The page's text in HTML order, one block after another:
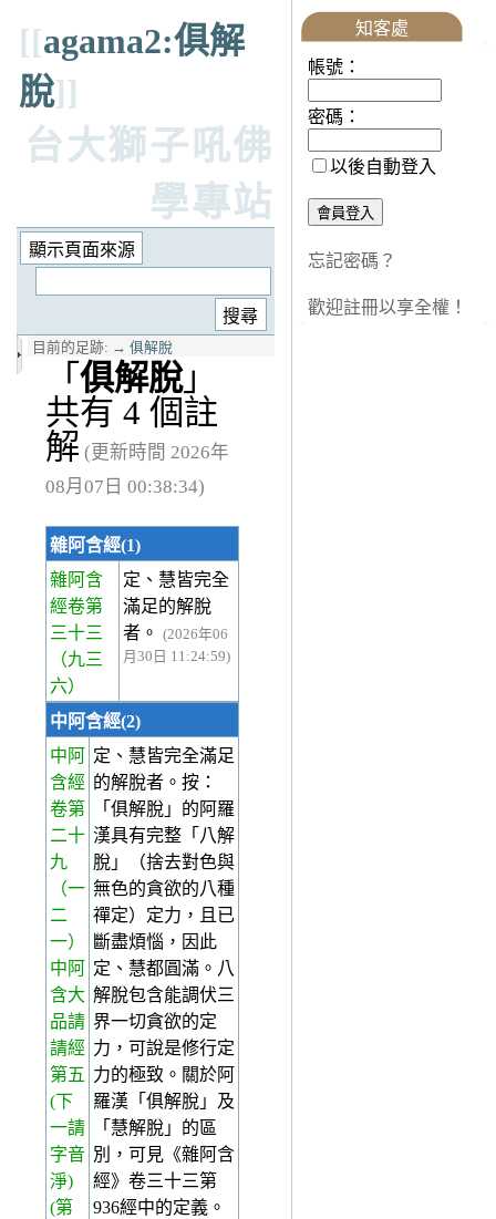
[[agama2:俱解
脫]]
台大獅子吼佛
學專站
目前的足跡: → 俱解脫
「 俱解脫」
共有 4 個註
解 (更新時間 2026年
08月07日 00:38:34)
雜阿含經(1)
雜阿含
經卷第
三十三
（九三
六）
定、慧皆完全
滿足的解脫
者。
(2026年06
月30日 11:24:59)
中阿含經(2)
中阿
含經
卷第
二十
九
（一
二
一）
中阿
含大
品請
請經
第五
(下
一請
字音
淨)
(第
定、慧皆完全滿足
的解脫者。按：
「俱解脫」的阿羅
漢具有完整「八解
脫」（捨去對色與
無色的貪欲的八種
禪定）定力，且已
斷盡煩惱，因此
定、慧都圓滿。八
解脫包含能調伏三
界一切貪欲的定
力，可說是修行定
力的極致。關於阿
羅漢「俱解脫」及
「慧解脫」的區
別，可見《雜阿含
經》卷三十三第
936經中的定義。
知客處
帳號：
密碼：
以後自動登入
忘記密碼？
歡迎註冊以享全權！